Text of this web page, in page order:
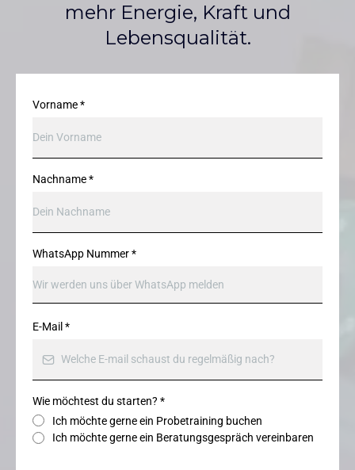
mehr Energie, Kraft und
Lebensqualität.
Vorname*
Nachname*
WhatsApp Nummer*
E-Mail *
Wie möchtest du starten? *
Ich möchte gerne ein Probetraining buchen
Ich möchte gerne ein Beratungsgespräch vereinbaren